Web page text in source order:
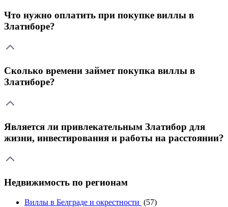
Что нужно оплатить при покупке виллы в
Златиборе?
Сколько времени займет покупка виллы в
Златиборе?
Является ли привлекательным Златибор для
жизни, инвестирования и работы на расстоянии?
Недвижимость по регионам
Виллы в Белграде и окрестности (57)